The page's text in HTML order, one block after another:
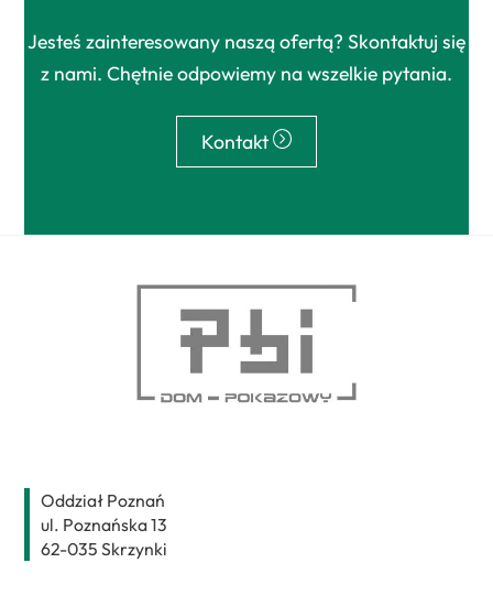
Jesteś zainteresowany naszą ofertą? Skontaktuj się
z nami. Chętnie odpowiemy na wszelkie pytania.
Kontakt
Back
To
Top
Oddział Poznań
ul. Poznańska 13
62-035 Skrzynki